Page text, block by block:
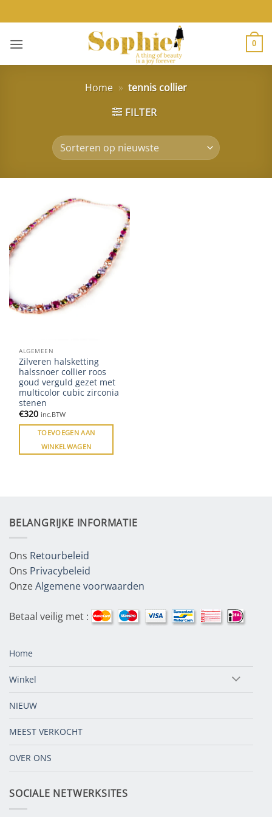
naar
inhoud
0
Home » tennis collier
FILTER
ALGEMEEN
Zilveren halsketting
halssnoer collier roos
goud verguld gezet met
multicolor cubic zirconia
stenen
€320 inc.BTW
TOEVOEGEN AAN
WINKELWAGEN
BELANGRIJKE INFORMATIE
Ons Retourbeleid
Ons Privacybeleid
OnzeAlgemene voorwaarden
Betaal veilig met :
Home
Winkel
NIEUW
MEEST VERKOCHT
OVER ONS
SOCIALE NETWERKSITES